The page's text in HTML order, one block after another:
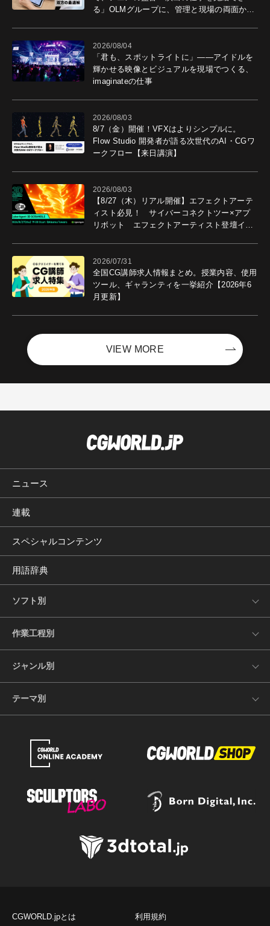
る」OLMグループに、管理と現場の両面から
2026/08/04
「君も、スポットライトに」――アイドルを
輝かせる映像とビジュアルを現場でつくる、
imaginateの仕事
2026/08/03
8/7（金）開催！VFXはよりシンプルに。
Flow Studio 開発者が語る次世代のAI・CGワ
ークフロー【来日講演】
2026/08/03
【8/27（木）リアル開催】エフェクトアーテ
ィスト必見！ サイバーコネクトツー×アプ
リボット エフェクトアーティスト登壇イベ
2026/07/31
全国CG講師求人情報まとめ。授業内容、使用
ツール、ギャランティを一挙紹介【2026年6
月更新】
VIEW MORE
ニュース
連載
スペシャルコンテンツ
用語辞典
ソフト別
作業工程別
ジャンル別
テーマ別
CGWORLD.jpとは 利用規約